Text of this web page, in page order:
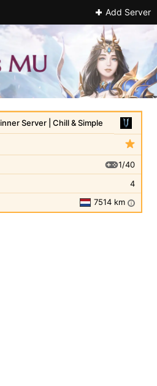
Add Server
Server | Chill & Simple
1/40
4
7514 km i